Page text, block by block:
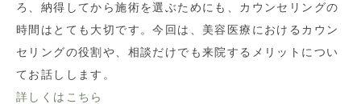
ろ、納得してから施術を選ぶためにも、カウンセリングの
時間はとても大切です。今回は、美容医療におけるカウン
セリングの役割や、相談だけでも来院するメリットについ
てお話しします。
詳しくはこちら